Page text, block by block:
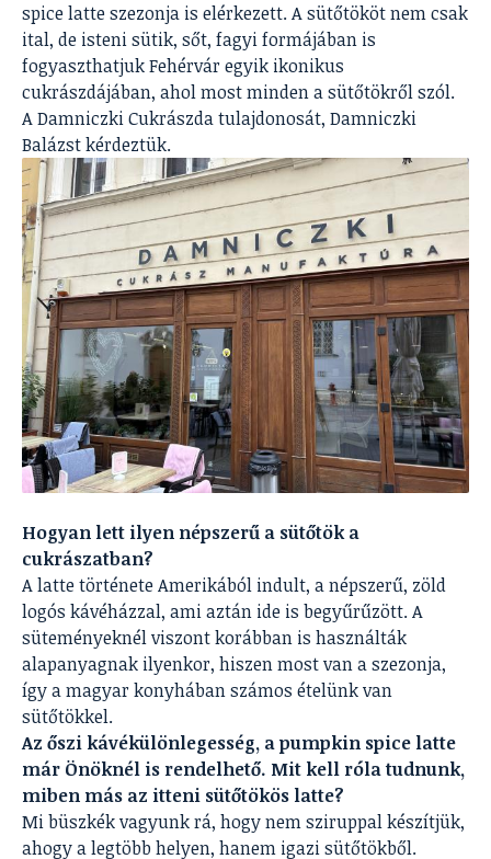
spice latte szezonja is elérkezett. A sütőtököt nem csak
ital, de isteni sütik, sőt, fagyi formájában is
fogyaszthatjuk Fehérvár egyik ikonikus
cukrászdájában, ahol most minden a sütőtökről szól.
A Damniczki Cukrászda tulajdonosát, Damniczki
Balázst kérdeztük.
Hogyan lett ilyen népszerű a sütőtök a
cukrászatban?
A latte története Amerikából indult, a népszerű, zöld
logós kávéházzal, ami aztán ide is begyűrűzött. A
süteményeknél viszont korábban is használták
alapanyagnak ilyenkor, hiszen most van a szezonja,
így a magyar konyhában számos ételünk van
sütőtökkel.
Az őszi kávékülönlegesség, a pumpkin spice latte
már Önöknél is rendelhető. Mit kell róla tudnunk,
miben más az itteni sütőtökös latte?
Mi büszkék vagyunk rá, hogy nem sziruppal készítjük,
ahogy a legtöbb helyen, hanem igazi sütőtökből.